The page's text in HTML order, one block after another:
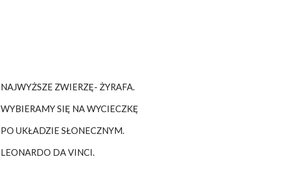
NAJWYŻSZE ZWIERZĘ- ŻYRAFA.
WYBIERAMY SIĘ NA WYCIECZKĘ
PO UKŁADZIE SŁONECZNYM.
LEONARDO DA VINCI.